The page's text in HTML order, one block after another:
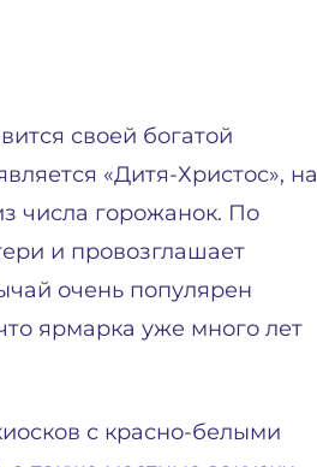
своей богатой
«Дитя-Христос», на
числа горожанок. По
и провозглашает
очень популярен
ярмарка уже много лет
с красно-белыми